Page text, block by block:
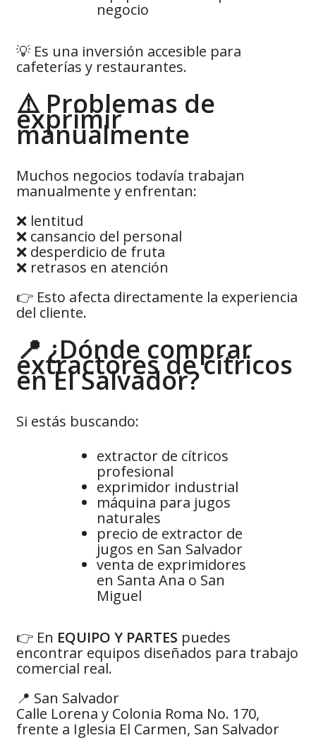
negocio
💡 Es una inversión accesible para
cafeterías y restaurantes.
⚠️ Problemas de
exprimir
manualmente
Muchos negocios todavía trabajan
manualmente y enfrentan:
❌ lentitud
❌ cansancio del personal
❌ desperdicio de fruta
❌ retrasos en atención
👉 Esto afecta directamente la experiencia
del cliente.
📍 ¿Dónde comprar
extractores de cítricos
en El Salvador?
Si estás buscando:
extractor de cítricos
profesional
exprimidor industrial
máquina para jugos
naturales
precio de extractor de
jugos en San Salvador
venta de exprimidores
en Santa Ana o San
Miguel
👉 En EQUIPO Y PARTES puedes
encontrar equipos diseñados para trabajo
comercial real.
📍 San Salvador
Calle Lorena y Colonia Roma No. 170,
frente a Iglesia El Carmen, San Salvador